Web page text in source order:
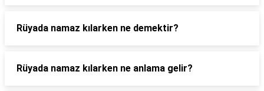
Rüyada namaz kılarken ne demektir?
Rüyada namaz kılarken ne anlama gelir?